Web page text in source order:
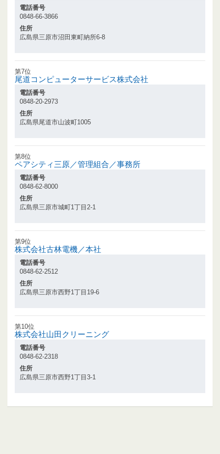
電話番号
0848-66-3866
住所
広島県三原市沼田東町納所6-8
第7位
尾道コンピューターサービス株式会社
電話番号
0848-20-2973
住所
広島県尾道市山波町1005
第8位
ペアシティ三原／管理組合／事務所
電話番号
0848-62-8000
住所
広島県三原市城町1丁目2-1
第9位
株式会社古林電機／本社
電話番号
0848-62-2512
住所
広島県三原市西野1丁目19-6
第10位
株式会社山田クリーニング
電話番号
0848-62-2318
住所
広島県三原市西野1丁目3-1